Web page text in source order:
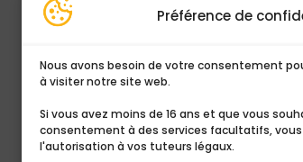
Préférence de
Nous avons besoin de votre consentement
à visiter notre site web.
Si vous avez moins de 16 ans et que vous
consentement à des services facultatifs,
l'autorisation à vos tuteurs légaux.
le